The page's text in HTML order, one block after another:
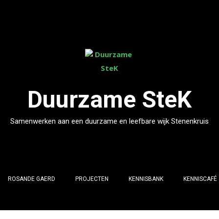
Duurzame SteK
Samenwerken aan een duurzame en leefbare wijk Stenenkruis
ROSANDE GAERD PROJECTEN KENNISBANK KENNISCAFÉ